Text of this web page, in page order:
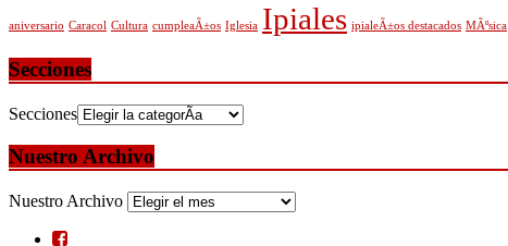
aniversario Caracol Cultura cumpleaÃ±os Iglesia Ipiales ipialeÃ±os destacados MÃºsica
Secciones
Secciones
Nuestro Archivo
Nuestro Archivo